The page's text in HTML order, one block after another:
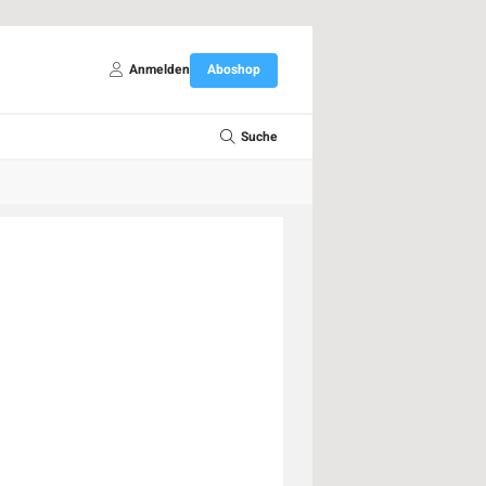
Anmelden Aboshop
Suche